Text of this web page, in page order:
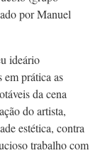
por Manuel
ideário
prática as
da cena
do artista,
estética, contra
trabalho com